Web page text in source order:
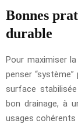
Bonnes
durable
Pour maximiser
penser
surface
bon drainage, à
usages cohérents